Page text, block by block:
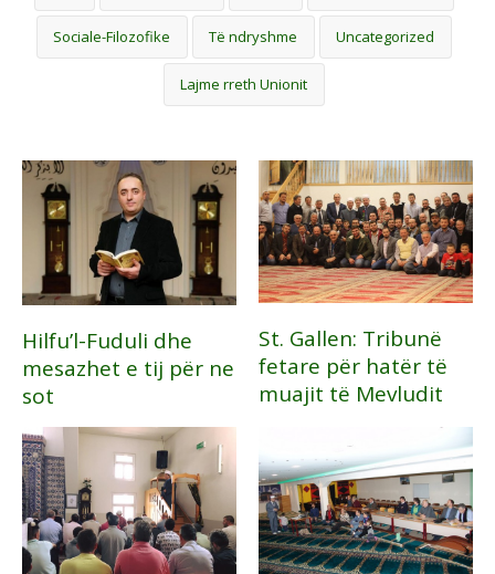
Sociale-Filozofike Të ndryshme Uncategorized
Lajme rreth Unionit
Hilfu’l-Fuduli dhe
mesazhet e tij për ne
sot
St. Gallen: Tribunë
fetare për hatër të
muajit të Mevludit